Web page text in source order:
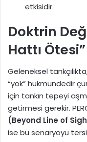
etkisidir.
Doktrin
Hattı
Geleneksel
“yok” hükmündedir
için tankın tepeyi
getirmesi gerekir.
(Beyond Line of
ise bu senaryoyu